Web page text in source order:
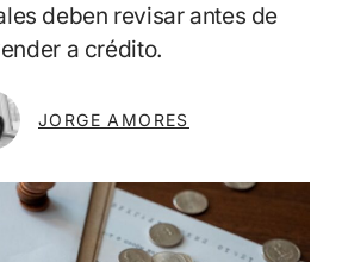
deben revisar antes de
a crédito.
JORGE AMORES